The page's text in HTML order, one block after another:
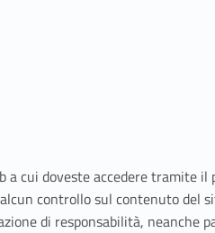
cui doveste accedere tramite il
controllo sul contenuto del
di responsabilità, neanche